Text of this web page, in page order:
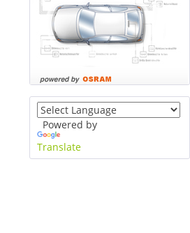
Powered by
Translate